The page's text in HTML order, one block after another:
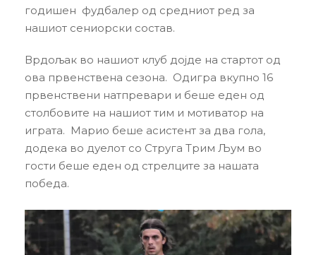
годишен фудбалер од средниот ред за
нашиот сениорски состав.
Врдољак во нашиот клуб дојде на стартот од
ова првенствена сезона. Одигра вкупно 16
првенствени натпревари и беше еден од
столбовите на нашиот тим и мотиватор на
играта. Марио беше асистент за два гола,
додека во дуелот со Струга Трим Љум во
гости беше еден од стрелците за нашата
победа.